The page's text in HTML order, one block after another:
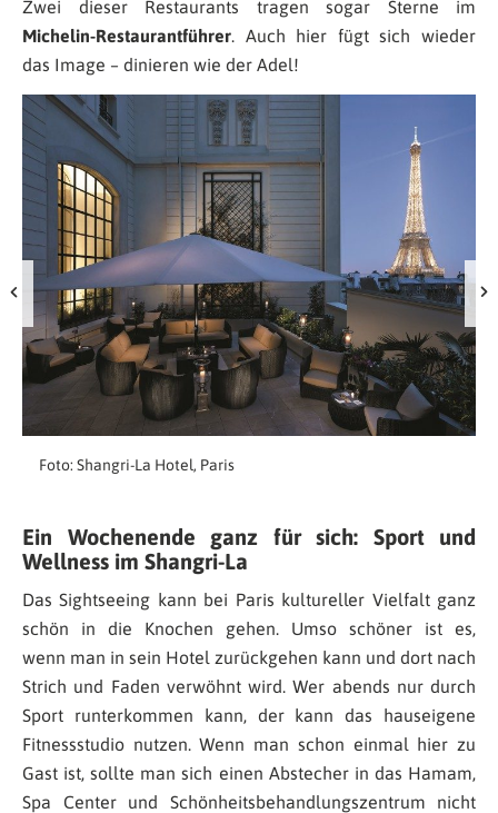
Zwei dieser Restaurants tragen sogar Sterne im
Michelin-Restaurantführer. Auch hier fügt sich wieder
das Image – dinieren wie der Adel!
Foto: Shangri-La Hotel, Paris
Ein Wochenende ganz für sich: Sport und
Wellness im Shangri-La
Das Sightseeing kann bei Paris kultureller Vielfalt ganz
schön in die Knochen gehen. Umso schöner ist es,
wenn man in sein Hotel zurückgehen kann und dort nach
Strich und Faden verwöhnt wird. Wer abends nur durch
Sport runterkommen kann, der kann das hauseigene
Fitnessstudio nutzen. Wenn man schon einmal hier zu
Gast ist, sollte man sich einen Abstecher in das Hamam,
Spa Center und Schönheitsbehandlungszentrum nicht